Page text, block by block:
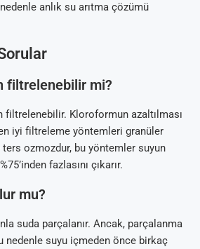
anlık su arıtma çözümü
filtrelenebilir mi?
filtrelenebilir. Kloroformun azaltılması
iyi filtreleme yöntemleri granüler
ozmozdur, bu yöntemler suyun
fazlasını çıkarır.
mu?
suda parçalanır. Ancak, parçalanma
nedenle suyu içmeden önce birkaç